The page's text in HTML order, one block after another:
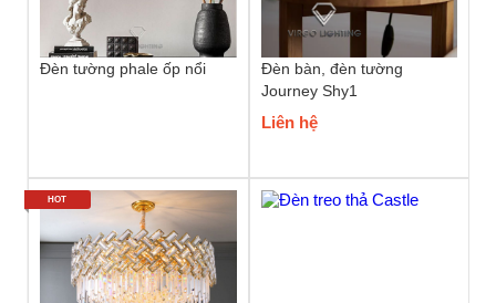
Đèn tường phale ốp nổi
Đèn bàn, đèn tường
Journey Shy1
Liên hệ
HOT